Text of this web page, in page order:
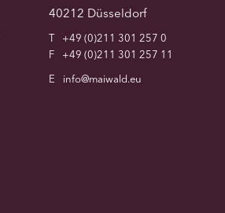
40212 Düsseldorf
T
+49 (0)211 301 257 0
F
+49 (0)211 301 257 11
E
info@maiwald.eu